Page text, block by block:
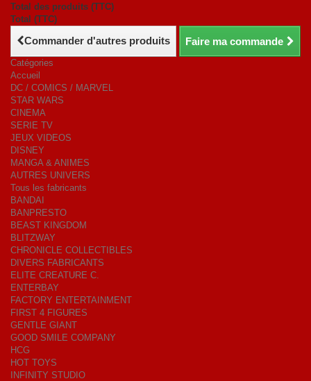
Total des produits (TTC)
Total (TTC)
Commander d'autres produits Faire ma commande
Catégories
Accueil
DC / COMICS / MARVEL
STAR WARS
CINEMA
SERIE TV
JEUX VIDEOS
DISNEY
MANGA & ANIMES
AUTRES UNIVERS
Tous les fabricants
BANDAI
BANPRESTO
BEAST KINGDOM
BLITZWAY
CHRONICLE COLLECTIBLES
DIVERS FABRICANTS
ELITE CREATURE C.
ENTERBAY
FACTORY ENTERTAINMENT
FIRST 4 FIGURES
GENTLE GIANT
GOOD SMILE COMPANY
HCG
HOT TOYS
INFINITY STUDIO